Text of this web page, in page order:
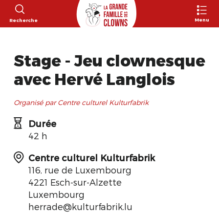
Recherche Menu
Stage - Jeu clownesque
avec Hervé Langlois
Organisé par Centre culturel Kulturfabrik
Durée
42 h
Centre culturel Kulturfabrik
116, rue de Luxembourg
4221 Esch-sur-Alzette
Luxembourg
herrade@kulturfabrik.lu